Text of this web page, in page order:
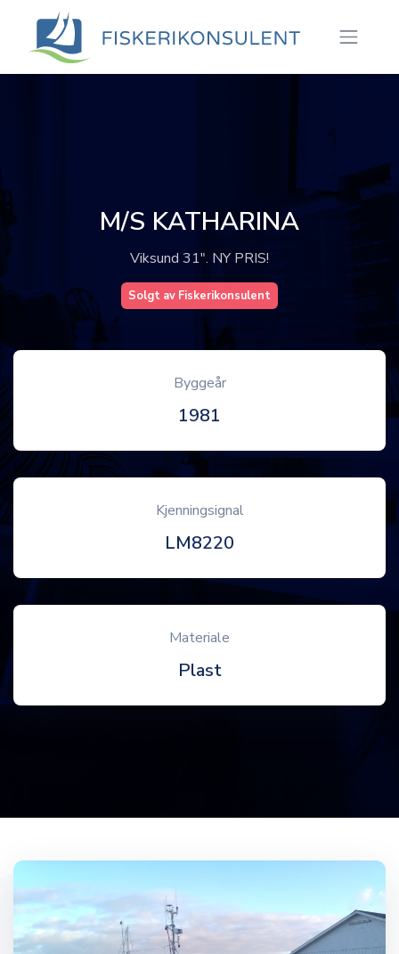
M/S KATHARINA
Viksund 31". NY PRIS!
Solgt av Fiskerikonsulent
Byggeår
1981
Kjenningsignal
LM8220
Materiale
Plast